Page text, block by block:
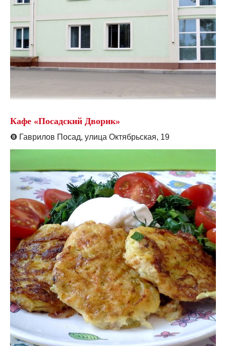
Кафе «Посадский Дворик»
❽ Гаврилов Посад, улица Октябрьская, 19